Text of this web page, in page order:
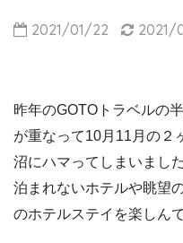
2021/01/22 2021/
昨年のGOTOトラベルの
が重なって10月11月の２
沼にハマってしまいまし
泊まれないホテルや眺望
のホテルステイを楽しん